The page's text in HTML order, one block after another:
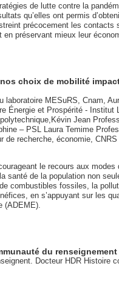
de lutte contre la
qu’elles ont permis
précocement les contacts
préservant mieux leur
choix de mobilité
laboratoire MESuRS, Cnam,
Énergie et Prospérité - Institut
Jean
– PSL Laura Temime
de recherche, économie, CNRS
le recours aux modes
santé de la population non
combustibles fossiles, la
en s’appuyant sur les
(ADEME).
du renseignement
Docteur HDR Histoire